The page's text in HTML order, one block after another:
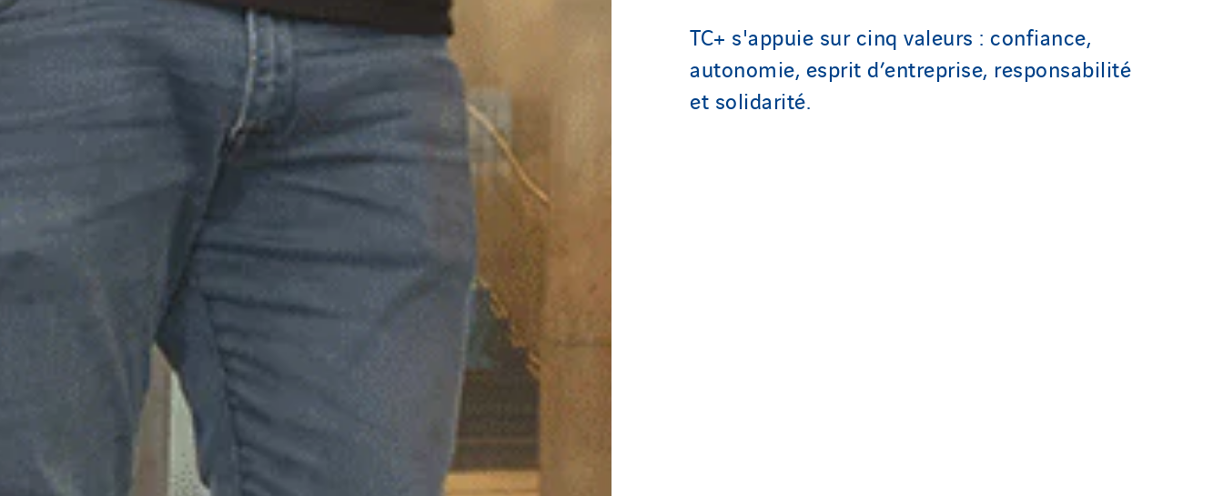
TC+ s'appuie sur cinq valeurs : confiance,
autonomie, esprit d’entreprise, responsabilité
et solidarité.